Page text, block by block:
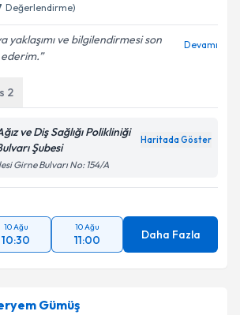
Değerlendirme)
yaklaşımı ve bilgilendirmesi son
Devamı
2
ve Diş Sağlığı Polikliniği
Şubesi
Haritada Göster
Girne Bulvarı No: 154/A
10 Ağu
10:30
10 Ağu
11:00 Daha Fazla
Gümüş